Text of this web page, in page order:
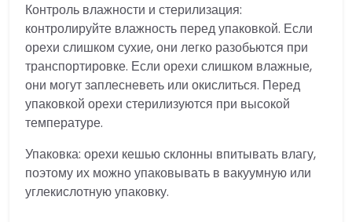
Контроль влажности и стерилизация:
контролируйте влажность перед упаковкой. Если
орехи слишком сухие, они легко разобьются при
транспортировке. Если орехи слишком влажные,
они могут заплесневеть или окислиться. Перед
упаковкой орехи стерилизуются при высокой
температуре.
Упаковка: орехи кешью склонны впитывать влагу,
поэтому их можно упаковывать в вакуумную или
углекислотную упаковку.